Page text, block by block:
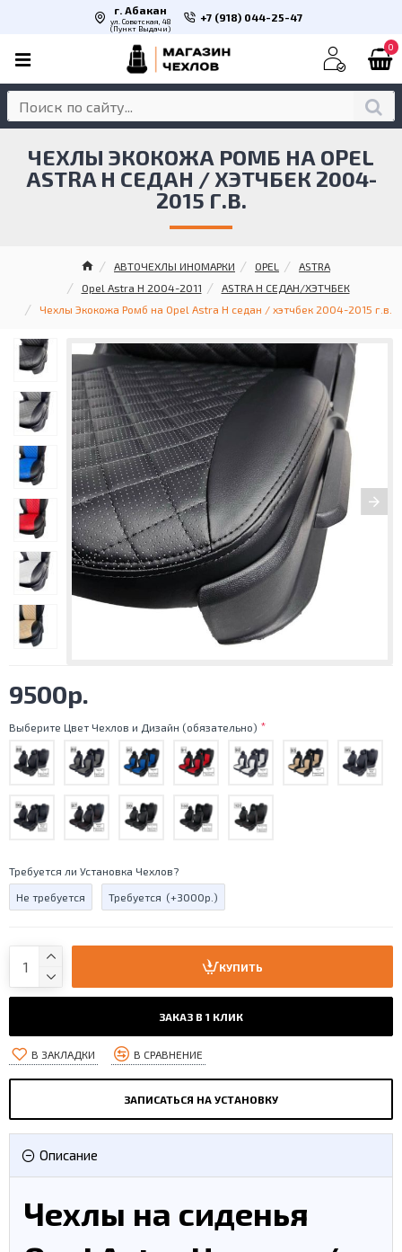
г. Абакан
ул. Советская, 48
(Пункт Выдачи)
+7 (918) 044-25-47
0
АВТОЧЕХЛЫ ИНОМАРКИ OPEL
ASTRA
Opel Astra H 2004-2011
ASTRA H СЕДАН/ХЭТЧБЕК
Чехлы Экокожа Ромб на Opel Astra H седан / хэтчбек 2004-2015 г.в.
ЧЕХЛЫ ЭКОКОЖА РОМБ НА OPEL
ASTRA H СЕДАН / ХЭТЧБЕК 2004-
2015 Г.В.
9500р.
Выберите Цвет Чехлов и Дизайн (обязательно)
Требуется ли Установка Чехлов?
Не требуется Требуется (+3000р.)
КУПИТЬ
ЗАКАЗ В 1 КЛИК
В ЗАКЛАДКИ В СРАВНЕНИЕ
ЗАПИСАТЬСЯ НА УСТАНОВКУ
Описание
Чехлы на сиденья